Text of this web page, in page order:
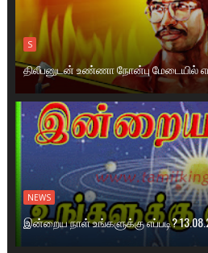
S
திலீபனுடன் உண்ணா நோன்பு மேடையில்
NEWS
இன்றைய நாள் உங்களுக்கு எப்படி?